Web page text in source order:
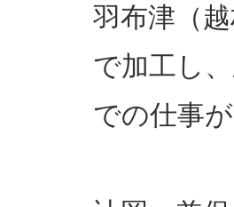
羽布津（
で加工し
での仕事